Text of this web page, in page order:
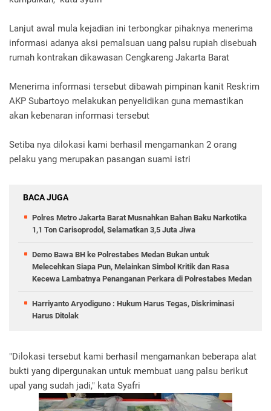
Lanjut awal mula kejadian ini terbongkar pihaknya menerima
informasi adanya aksi pemalsuan uang palsu rupiah disebuah
rumah kontrakan dikawasan Cengkareng Jakarta Barat
Menerima informasi tersebut dibawah pimpinan kanit Reskrim
AKP Subartoyo melakukan penyelidikan guna memastikan
akan kebenaran informasi tersebut
Setiba nya dilokasi kami berhasil mengamankan 2 orang
pelaku yang merupakan pasangan suami istri
BACA JUGA
Polres Metro Jakarta Barat Musnahkan Bahan Baku Narkotika
1,1 Ton Carisoprodol, Selamatkan 3,5 Juta Jiwa
Demo Bawa BH ke Polrestabes Medan Bukan untuk
Melecehkan Siapa Pun, Melainkan Simbol Kritik dan Rasa
Kecewa Lambatnya Penanganan Perkara di Polrestabes Medan
Harriyanto Aryodiguno : Hukum Harus Tegas, Diskriminasi
Harus Ditolak
"Dilokasi tersebut kami berhasil mengamankan beberapa alat
bukti yang dipergunakan untuk membuat uang palsu berikut
upal yang sudah jadi," kata Syafri